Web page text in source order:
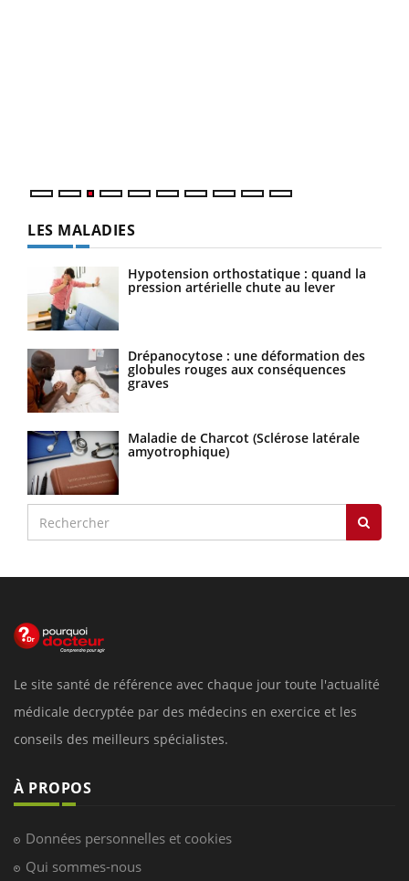
LES MALADIES
Hypotension orthostatique : quand la
pression artérielle chute au lever
Drépanocytose : une déformation des
globules rouges aux conséquences
graves
Maladie de Charcot (Sclérose latérale
amyotrophique)
Le site santé de référence avec chaque jour toute l'actualité
médicale decryptée par des médecins en exercice et les
conseils des meilleurs spécialistes.
À PROPOS
Données personnelles et cookies
Qui sommes-nous